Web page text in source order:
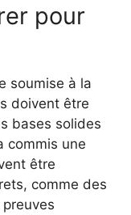
pour
soumise à la
doivent être
bases solides
commis une
être
comme des